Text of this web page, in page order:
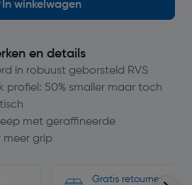
In winkelwagen
en details
in robuust geborsteld RVS
profiel: 50% smaller maar toch
met geraffineerde
meer grip
Gratis retourneren,